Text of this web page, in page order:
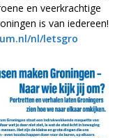
en veerkrachtige
is van iedereen!
nl/letsgro